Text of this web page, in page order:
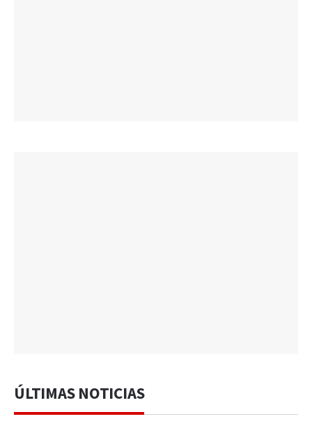
ÚLTIMAS NOTICIAS